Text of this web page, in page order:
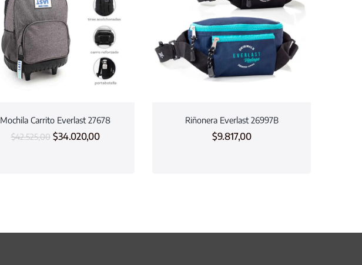
Mochila Carrito Everlast 27678
$42.525,00 $34.020,00
Riñonera Everlast 26997B
$9.817,00